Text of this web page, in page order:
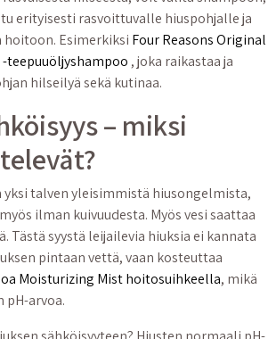
erityisesti rasvoittuvalle hiuspohjalle ja
hoitoon. Esimerkiksi Four Reasons Original
teepuuöljyshampoo , joka raikastaa ja
hilseilyä sekä kutinaa.
– miksi
yksi talven yleisimmistä hiusongelmista,
ilman kuivuudesta. Myös vesi saattaa
Tästä syystä leijailevia hiuksia ei kannata
pintaan vettä, vaan kosteuttaa
Moisturizing Mist hoitosuihkeella, mikä
pH-arvoa.